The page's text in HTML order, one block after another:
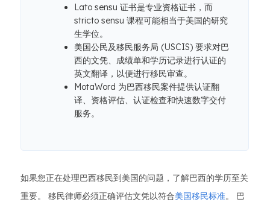
Lato sensu 证书是专业资格证书，而
stricto sensu 课程可能相当于美国的研究
生学位。
美国公民及移民服务局 (USCIS) 要求对巴
西的文凭、成绩单和学历记录进行认证的
英文翻译，以便进行移民审查。
MotaWord 为巴西移民案件提供认证翻
译、资格评估、认证检查和快速数字交付
服务。
如果您正在处理巴西移民到美国的问题，了解巴西的学历至关
重要。 移民律师必须正确评估文凭以符合美国移民标准。 巴